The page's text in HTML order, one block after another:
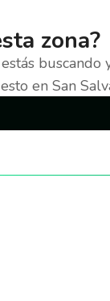
zona?
buscando
en San